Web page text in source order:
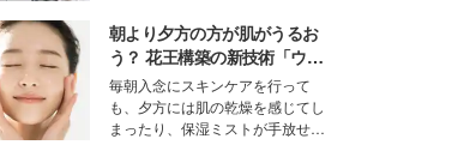
取締役兼クリエイティブディレク
ター・茅野しのぶ。一人ひとりの
個性に寄り添い、魅力を引き出す
衣装作りは、多くの女性たちに勇
気と自信を与え続けている。
朝より夕方の方が肌がうるお
う？ 花王構築の新技術「ウォ
ーターキャプチャリングスキ
ン（捕水肌）」がスキンケア
の常識を変える予感
毎朝入念にスキンケアを行って
も、夕方には肌の乾燥を感じてし
まったり、保湿ミストが手放せな